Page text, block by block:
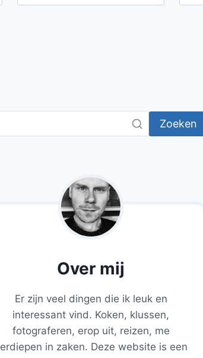
Zoeken
Over mij
Er zijn veel dingen die ik leuk en
interessant vind. Koken, klussen,
fotograferen, erop uit, reizen, me
in zaken. Deze website is een